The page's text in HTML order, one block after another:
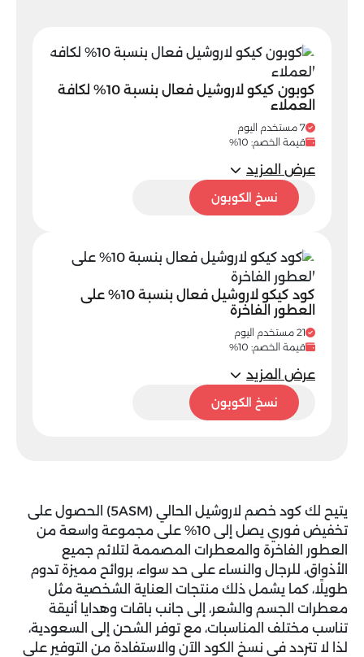
كوبون كيكو لاروشيل فعال بنسبة 10% لكافة
العملاء
7 مستخدم اليوم
قيمة الخصم: 10%
عرض المزيد
5ASMنسخ الكوبون
كود كيكو لاروشيل فعال بنسبة 10% على
العطور الفاخرة
21 مستخدم اليوم
قيمة الخصم: 10%
عرض المزيد
5ASMنسخ الكوبون
يتيح لك كود خصم لاروشيل الحالي (5ASM) الحصول على
تخفيض فوري يصل إلى 10% على مجموعة واسعة من
العطور الفاخرة والمعطرات المصممة لتلائم جميع
الأذواق، للرجال والنساء على حد سواء، بروائح مميزة تدوم
طويلًا، كما يشمل ذلك منتجات العناية الشخصية مثل
معطرات الجسم والشعر، إلى جانب باقات وهدايا أنيقة
تناسب مختلف المناسبات، مع توفر الشحن إلى السعودية،
لذا لا تتردد في نسخ الكود الآن والاستفادة من التوفير على